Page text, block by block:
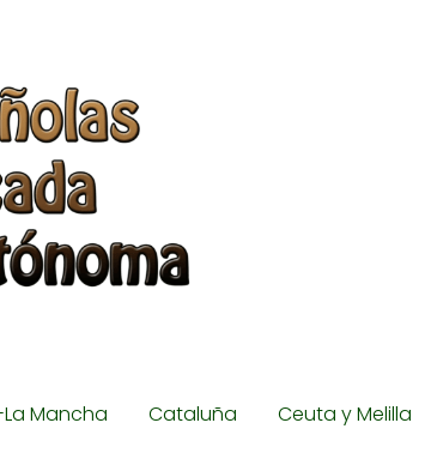
Mancha Cataluña Ceuta y Melilla